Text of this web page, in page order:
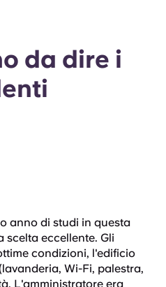
da dire i
anno di studi in questa
scelta eccellente. Gli
condizioni, l'edificio
Wi-Fi, palestra,
L'amministratore era